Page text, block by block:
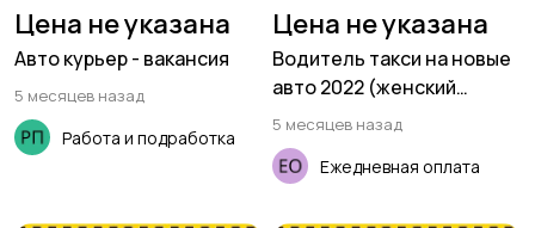
Цена не указана
Авто курьер - вакансия
5 месяцев назад
Работа и подработка
Цена не указана
Водитель такси на новые
авто 2022 (женский
тариф)
5 месяцев назад
Ежедневная оплата